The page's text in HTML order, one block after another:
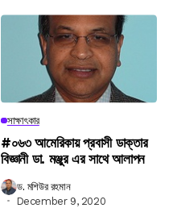
সাক্ষাৎকার
#০৬৩ আমেরিকায় প্রবাসী ডাক্তার
বিজ্ঞানী ডা. মঞ্জুর এর সাথে আলাপন
ড. মশিউর রহমান
December 9, 2020